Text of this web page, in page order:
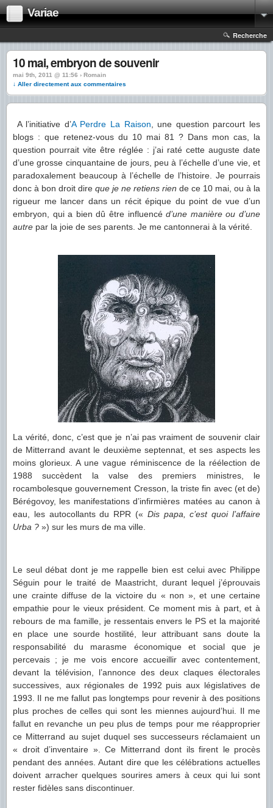
Variae
Recherche
10 mai, embryon de souvenir
mai 9th, 2011 @ 11:56 › Romain
↓ Aller directement aux commentaires
A l’initiative d’A Perdre La Raison , une question parcourt les
blogs : que retenez-vous du 10 mai 81 ? Dans mon cas, la
question pourrait vite être réglée : j’ai raté cette auguste date
d’une grosse cinquantaine de jours, peu à l’échelle d’une vie, et
paradoxalement beaucoup à l’échelle de l’histoire. Je pourrais
donc à bon droit dire que je ne retiens rien de ce 10 mai, ou à la
rigueur me lancer dans un récit épique du point de vue d’un
embryon, qui a bien dû être influencéd’une manière ou d’une
autre par la joie de ses parents. Je me cantonnerai à la vérité.
La vérité, donc, c’est que je n’ai pas vraiment de souvenir clair
de Mitterrand avant le deuxième septennat, et ses aspects les
moins glorieux. A une vague réminiscence de la réélection de
1988 succèdent la valse des premiers ministres, le
rocambolesque gouvernement Cresson, la triste fin avec (et de)
Bérégovoy, les manifestations d’infirmières matées au canon à
eau, les autocollants du RPR (« Dis papa, c’est quoi l’affaire
Urba ? ») sur les murs de ma ville.
Le seul débat dont je me rappelle bien est celui avec Philippe
Séguin pour le traité de Maastricht, durant lequel j’éprouvais
une crainte diffuse de la victoire du « non », et une certaine
empathie pour le vieux président. Ce moment mis à part, et à
rebours de ma famille, je ressentais envers le PS et la majorité
en place une sourde hostilité, leur attribuant sans doute la
responsabilité du marasme économique et social que je
percevais ; je me vois encore accueillir avec contentement,
devant la télévision, l’annonce des deux claques électorales
successives, aux régionales de 1992 puis aux législatives de
1993. Il ne me fallut pas longtemps pour revenir à des positions
plus proches de celles qui sont les miennes aujourd’hui. Il me
fallut en revanche un peu plus de temps pour me réapproprier
ce Mitterrand au sujet duquel ses successeurs réclamaient un
« droit d’inventaire ». Ce Mitterrand dont ils firent le procès
pendant des années. Autant dire que les célébrations actuelles
doivent arracher quelques sourires amers à ceux qui lui sont
rester fidèles sans discontinuer.